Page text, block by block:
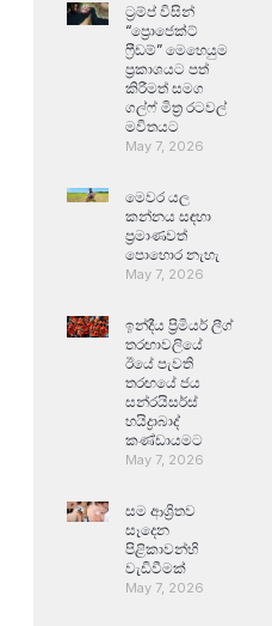
ට්‍රම්ප් විසින්
“ප්‍රොජෙක්ට්
ෆ්‍රීඩම්” මෙහෙයුම
ප්‍රකාශයට පත්
කිරීමත් සමග
ගල්ෆ් මිත්‍ර රටවල්
මවිතයට
May 7, 2026
මෙවර යල
කන්නය සඳහා
ප්‍රමාණවත්
පොහොර නැහැ
May 7, 2026
ඉන්දීය ප්‍රිමියර් ලීග්
තරඟාවලියේ
ඊයේ පැවති
තරඟයේ ජය
සන්රයිසර්ස්
හයිද්‍රාබාද්
කණ්ඩායමට
May 7, 2026
සම ආශ්‍රිතව
සෑදෙන
පිළිකාවන්හි
වැඩිවීමක්
May 7, 2026